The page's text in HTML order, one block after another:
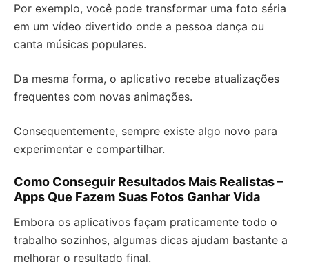
Por exemplo, você pode transformar uma foto séria
em um vídeo divertido onde a pessoa dança ou
canta músicas populares.
Da mesma forma, o aplicativo recebe atualizações
frequentes com novas animações.
Consequentemente, sempre existe algo novo para
experimentar e compartilhar.
Como Conseguir Resultados Mais Realistas –
Apps Que Fazem Suas Fotos Ganhar Vida
Embora os aplicativos façam praticamente todo o
trabalho sozinhos, algumas dicas ajudam bastante a
melhorar o resultado final.